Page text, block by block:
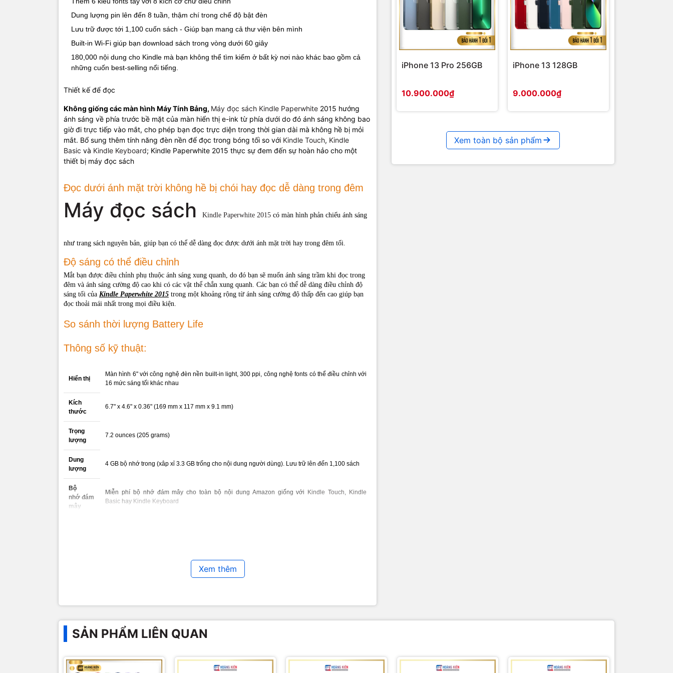
Dung lượng pin lên đến 8 tuần, thậm chí trong chế độ bật đèn
Lưu trữ được tới 1,100 cuốn sách - Giúp bạn mang cả thư viện bên mình
Built-in Wi-Fi giúp bạn download sách trong vòng dưới 60 giây
180,000 nội dung cho Kindle mà bạn không thể tìm kiếm ở bất kỳ nơi nào khác bao gồm cả
những cuốn best-selling nổi tiếng.
Thiết kế để đọc
Không giống các màn hình Máy Tính Bảng, Máy đọc sách Kindle Paperwhite 2015 hướng
ánh sáng về phía trước bề mặt của màn hiển thị e-ink từ phía dưới do đó ánh sáng không bao
giờ đi trực tiếp vào mắt, cho phép bạn đọc trực diện trong thời gian dài mà không hề bị mỏi
mắt. Bổ sung thêm tính năng đèn nền để đọc trong bóng tối so với Kindle Touch, Kindle
Basic và Kindle Keyboard; Kindle Paperwhite 2015 thực sự đem đến sự hoàn hảo cho một
thiết bị máy đọc sách
Đọc dưới ánh mặt trời không hề bị chói hay đọc dễ dàng trong đêm
Máy đọc sách Kindle Paperwhite 2015 có màn hình phản chiếu ánh sáng
như trang sách nguyên bản, giúp bạn có thể dễ dàng đọc được dưới ánh mặt trời hay trong đêm tối.
Độ sáng có thể điều chỉnh
Mắt bạn được điều chỉnh phụ thuộc ánh sáng xung quanh, do đó bạn sẽ muốn ánh sáng trầm khi đọc trong
đêm và ánh sáng cường độ cao khi có các vật thể chắn xung quanh. Các bạn có thể dễ dàng điều chỉnh độ
sáng tối của Kindle Paperwhite 2015 trong một khoảng rộng từ ánh sáng cường độ thấp đến cao giúp bạn
đọc thoải mái nhất trong mọi điều kiện.
So sánh thời lượng Battery Life
Thông số kỹ thuật:
Hiển thị
Màn hình 6" với công nghệ đèn nền built-in light, 300 ppi, công nghệ fonts có thể điều chỉnh với
16 mức sáng tối khác nhau
Kích
thước
6.7" x 4.6" x 0.36" (169 mm x 117 mm x 9.1 mm)
Trọng
lượng
7.2 ounces (205 grams)
Dung
lượng
4 GB bộ nhớ trong (xâp xỉ 3.3 GB trống cho nội dung người dùng). Lưu trữ lên đến 1,100 sách
Bộ
nhớ đám
mây
Miễn phí bộ nhớ đám mây cho toàn bộ nội dung Amazon giống với Kindle Touch, Kindle
Basic hay Kindle Keyboard
Sạc đầy trong vòng 4 tiếng từ cáp USB
dạng hỗ
trợ
DOCX, JPEG, GIF, PNG, BMP through conversion
Hướng dẫn sử dụng Kindle Paperwhite
Xem thêm
iPhone 13 Pro 256GB
10.900.000₫
iPhone 13 128GB
9.000.000₫
Xem toàn bộ sản phẩm
SẢN PHẨM LIÊN QUAN
Kích thước
Trọng lượng 7.2 ounces (205 grams)
4 GB bộ nhớ trong (xâp xỉ 3.3 GB trống cho nội dung người dùng). Lưu trữ lên đến 1,100
sách
Dung lượng
pin
Một lần sạc có thể dùng trong 8 tuần, với chế độ đọc nửa giờ mỗi ngày, wifi tắt và đèn bật
ở thang 10. Thời lượng pin có thể khác nhau tùy thuộc người dùng
Thời gian
sạc
Sạc đầy trong vòng 4 tiếng từ cáp USB
Hỗ trợ kết nối chuẩn 802.11b, 802.11g, or 802.11n và bảo mật WEP, WPA and WPA2
Định dạng hỗ
Kindle Format 8 (AZW3), Kindle (AZW), TXT, PDF, unprotected MOBI, PRC natively;
HTML, DOC, DOCX, JPEG, GIF, PNG, BMP through conversion
:
Hướng dẫn tra từ và bổ sung từ điển cho Kindle
Hướng dẫn toàn tập Kindle Paperwhite(jailbreak,đọc epub, pdf,..)
Hướng dẫn sử dụng khác:
Hướng dẫn convert và đọc file *.prc
Hoài An